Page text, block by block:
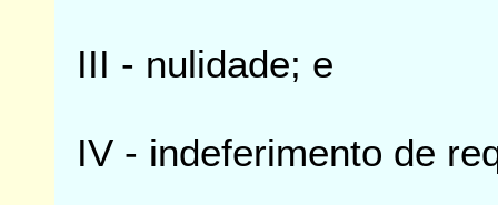
III - nulidade; e
IV - indeferimento de